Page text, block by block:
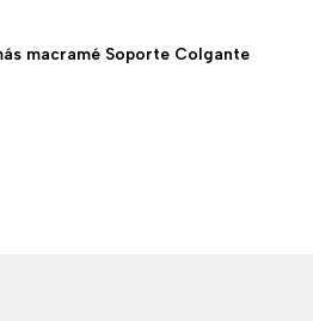
macramé Soporte Colgante